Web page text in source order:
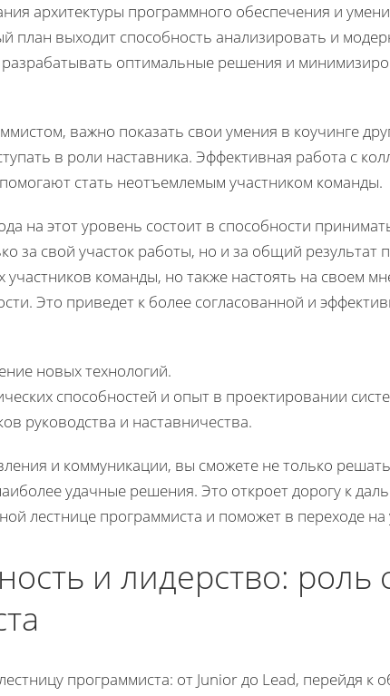
архитектуры программного обеспечения и
план выходит способность анализировать и
оптимальные решения и
важно показать свои умения в коучинге
в роли наставника. Эффективная работа с
стать неотъемлемым участником команды.
на этот уровень состоит в способности
за свой участок работы, но и за общий результат
участников команды, но также настоять на своем
Это приведет к более согласованной и
новых технологий.
способностей и опыт в проектировании
руководства и наставничества.
и коммуникации, вы сможете не только
удачные решения. Это откроет дорогу к
лестнице программиста и поможет в переходе на
и лидерство: роль
программиста: от Junior до Lead, перейдя к